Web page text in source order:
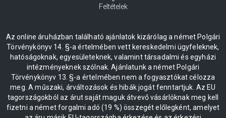
Feltételek
Az online áruházban található ajánlatok kizárólag a német Polgári
Törvénykönyv 14. §-a értelmében vett kereskedelmi ügyfeleknek,
hatóságoknak, egyesületeknek, valamint társadalmi és egyházi
intézményeknek szólnak. Ajánlatunk a német Polgári
Törvénykönyv 13. §-a értelmében nem a fogyasztókat célozza
meg. A műszaki, árváltozások és hibák jogát fenntartjuk. Az EU
tagországokból az árut saját maguk átvevő vásárlóknak meg kell
fizetni a német forgalmi adó (19 %) összegét előlegként, amelyet